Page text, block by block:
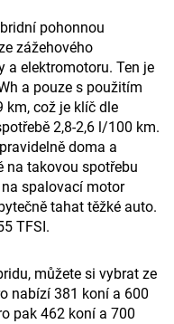
pohonnou
zážehového
a elektromotoru. Ten je
a pouze s použitím
km, což je klíč dle
2,8-2,6 l/100 km.
doma a
na takovou spotřebu
spalovací motor
tahat těžké auto.
TFSI.
můžete si vybrat ze
nabízí 381 koní a 600
pak 462 koní a 700